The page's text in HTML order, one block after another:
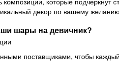
декор по вашему
шары на девичник?
поставщиками, чтобы